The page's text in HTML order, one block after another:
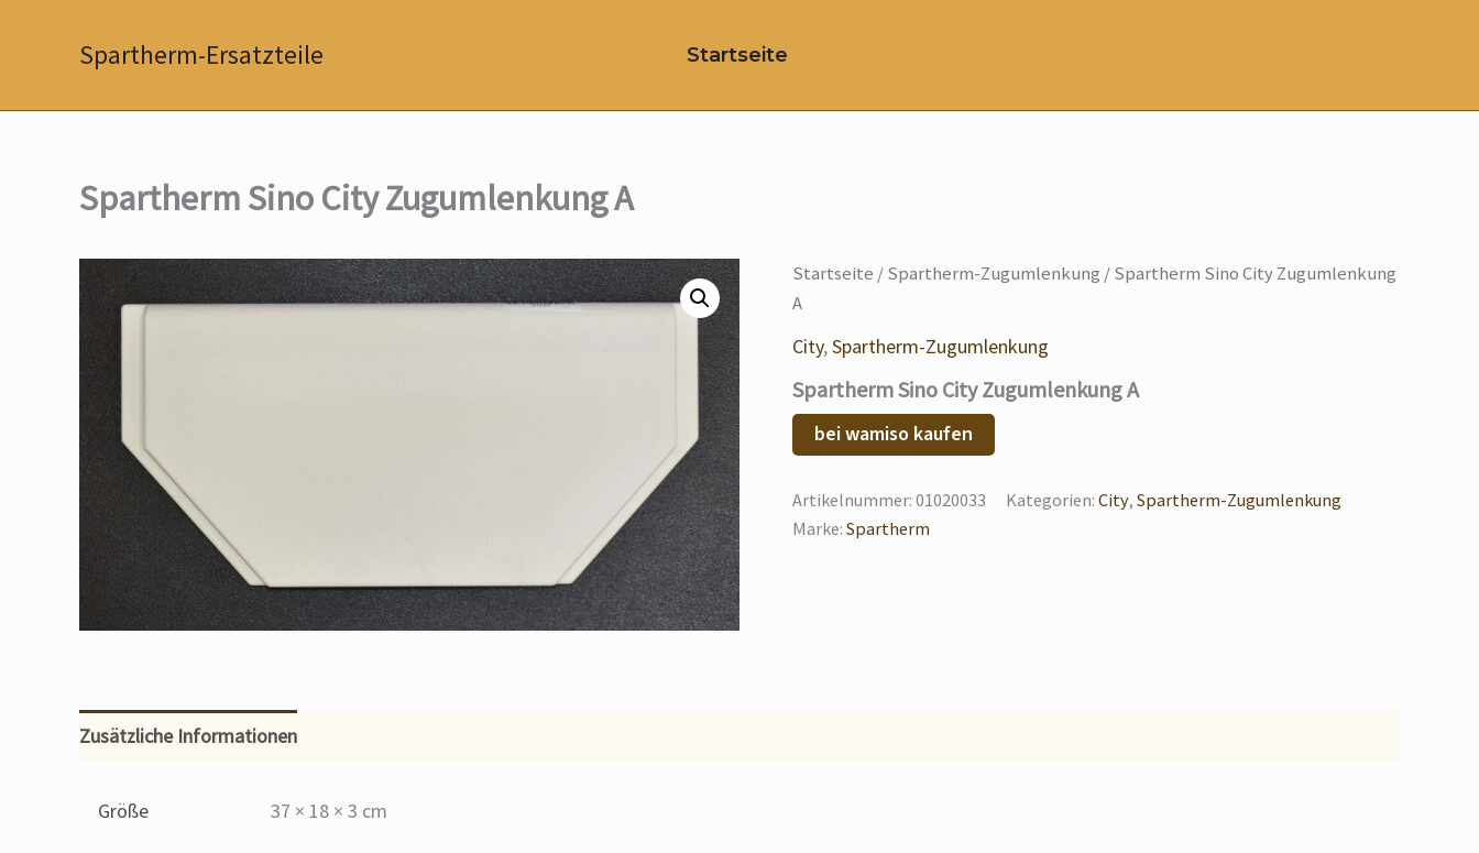
Spartherm-Ersatzteile Startseite
Spartherm Sino City Zugumlenkung A
Startseite /Spartherm-Zugumlenkung / Spartherm Sino City Zugumlenkung
A
City,Spartherm-Zugumlenkung
Spartherm Sino City Zugumlenkung A
bei wamiso kaufen
Artikelnummer: 01020033 Kategorien: City, Spartherm-Zugumlenkung
Marke: Spartherm
Zusätzliche Informationen
Größe 37 × 18 × 3 cm